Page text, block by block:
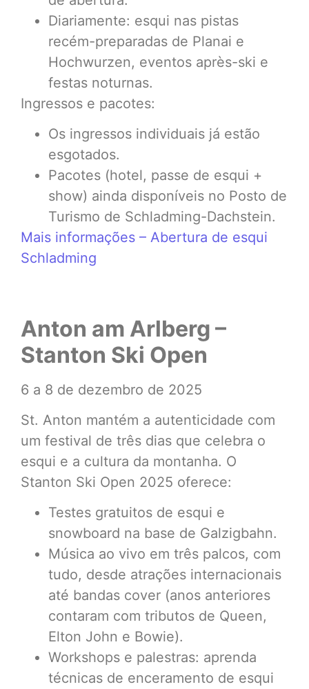
Diariamente: esqui nas pistas
recém-preparadas de Planai e
Hochwurzen, eventos après-ski e
festas noturnas.
Ingressos e pacotes:
Os ingressos individuais já estão
esgotados.
Pacotes (hotel, passe de esqui +
show) ainda disponíveis no Posto de
Turismo de Schladming-Dachstein.
Mais informações – Abertura de esqui
Schladming
Anton am Arlberg –
Stanton Ski Open
6 a 8 de dezembro de 2025
St. Anton mantém a autenticidade com
um festival de três dias que celebra o
esqui e a cultura da montanha. O
Stanton Ski Open 2025 oferece:
Testes gratuitos de esqui e
snowboard na base de Galzigbahn.
Música ao vivo em três palcos, com
tudo, desde atrações internacionais
até bandas cover (anos anteriores
contaram com tributos de Queen,
Elton John e Bowie).
Workshops e palestras: aprenda
técnicas de enceramento de esqui